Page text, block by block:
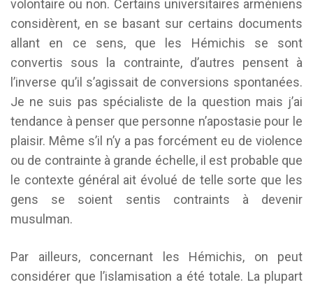
volontaire ou non. Certains universitaires arméniens
considèrent, en se basant sur certains documents
allant en ce sens, que les Hémichis se sont
convertis sous la contrainte, d’autres pensent à
l’inverse qu’il s’agissait de conversions spontanées.
Je ne suis pas spécialiste de la question mais j’ai
tendance à penser que personne n’apostasie pour le
plaisir. Même s’il n’y a pas forcément eu de violence
ou de contrainte à grande échelle, il est probable que
le contexte général ait évolué de telle sorte que les
gens se soient sentis contraints à devenir
musulman.
Par ailleurs, concernant les Hémichis, on peut
considérer que l’islamisation a été totale. La plupart